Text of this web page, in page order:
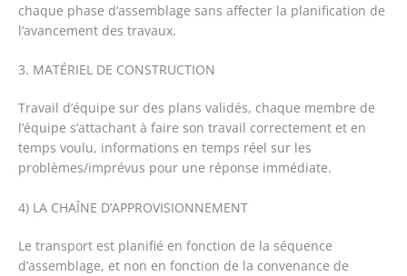
chaque phase d’assemblage sans affecter la planification de
l’avancement des travaux.
3. MATÉRIEL DE CONSTRUCTION
Travail d’équipe sur des plans validés, chaque membre de
l’équipe s’attachant à faire son travail correctement et en
temps voulu, informations en temps réel sur les
problèmes/imprévus pour une réponse immédiate.
4) LA CHAÎNE D’APPROVISIONNEMENT
Le transport est planifié en fonction de la séquence
d’assemblage, et non en fonction de la convenance de